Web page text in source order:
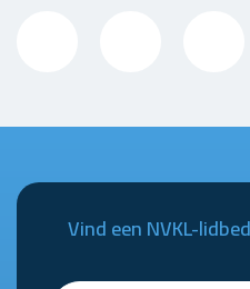
Vind een NVKL-